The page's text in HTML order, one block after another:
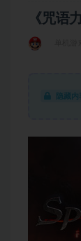
《咒语
隐藏内